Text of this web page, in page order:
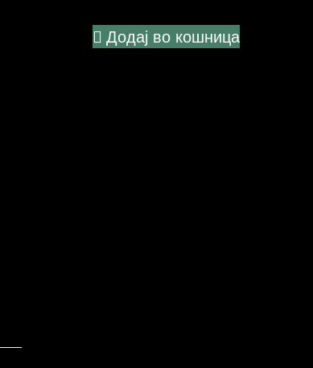
Додај во кошница